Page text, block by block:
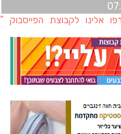
אלינו לקבוצת הפייסבוק